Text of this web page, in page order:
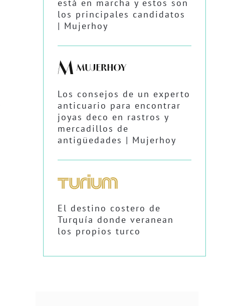
está en marcha y estos son
los principales candidatos
| Mujerhoy
Los consejos de un experto
anticuario para encontrar
joyas deco en rastros y
mercadillos de
antigüedades | Mujerhoy
El destino costero de
Turquía donde veranean
los propios turco